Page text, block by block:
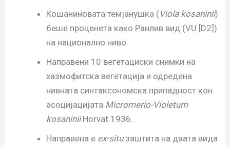
Кошаниновата темјанушка (Viola kosaninii)
беше проценета како Ранлив вид (VU [D2])
на национално ниво.
Направени 10 вегетациски снимки на
хазмофитска вегетација и одредена
нивната синтаксономска припадност кон
асоцијацијата Micromerio-Violetum
kosaniniiHorvat 1936.
Направена е ex-situзаштита на двата вида